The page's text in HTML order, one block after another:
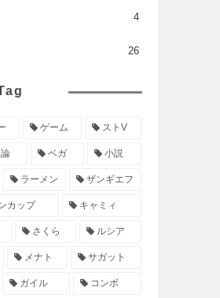
4
26
ゲーム ストV
ベガ 小説
ラーメン ザンギエフ
カップ キャミィ
さくら ルシア
メナト サガット
ガイル コンボ